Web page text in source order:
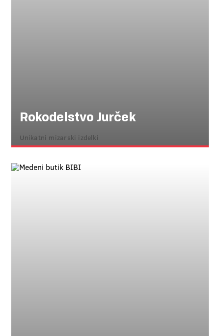
Rokodelstvo Jurček
Unikatni mizarski izdelki